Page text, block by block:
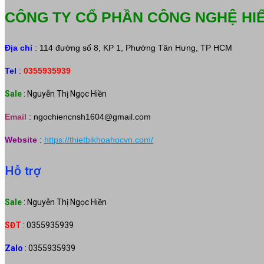
CÔNG TY CỔ PHẦN CÔNG NGHỆ
Địa chỉ : 114 đường số 8, KP 1, Phường Tân Hưng, TP HCM
Tel : 0355935939
Sale : Nguyễn Thị Ngọc Hiền
Email : ngochiencnsh1604@gmail.com
Website : https://thietbikhoahocvn.com/
Hỗ trợ
Sale : Nguyễn Thị Ngọc Hiền
SĐT : 0355935939
Zalo : 0355935939